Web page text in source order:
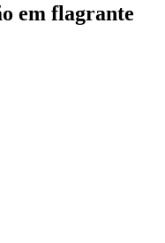
em flagrante